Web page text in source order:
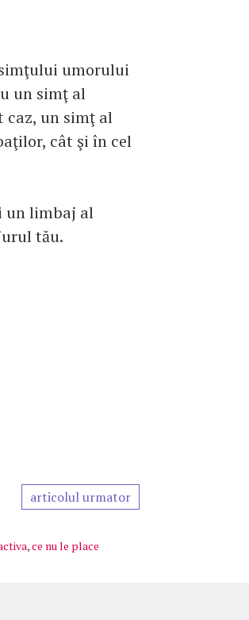
umorului
un simţ al
caz, un simţ al
cât şi în cel
un limbaj al
tău.
articolul urmator
,ce nu le place